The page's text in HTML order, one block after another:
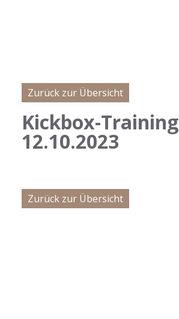
Zurück zur Übersicht
Kickbox-Training
12.10.2023
Zurück zur Übersicht